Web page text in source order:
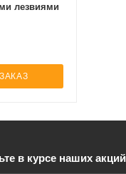
лезвиями
в курсе наших